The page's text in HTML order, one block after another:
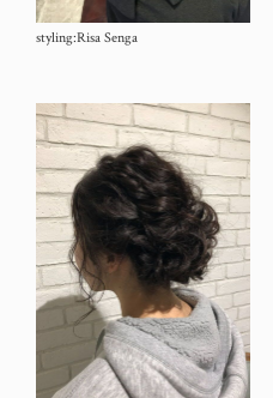
styling:Risa Senga